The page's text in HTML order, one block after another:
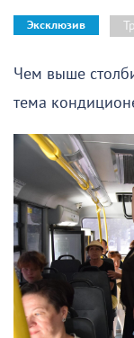
Эксклюзив
Чем выше
тема